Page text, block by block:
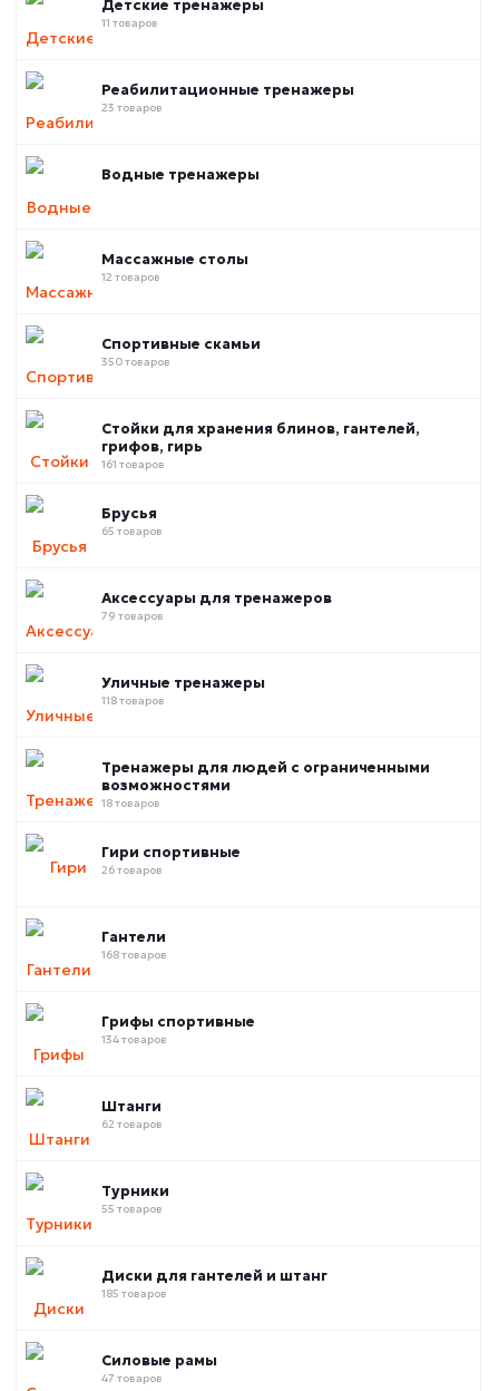
Детские тренажеры
11 товаров
Реабилитационные тренажеры
23 товаров
Водные тренажеры
Массажные столы
12 товаров
Спортивные скамьи
350 товаров
Стойки для хранения блинов, гантелей,
грифов, гирь
161 товаров
Брусья
65 товаров
Аксессуары для тренажеров
79 товаров
Уличные тренажеры
118 товаров
Тренажеры для людей с ограниченными
возможностями
18 товаров
Гири спортивные
26 товаров
Гантели
168 товаров
Грифы спортивные
134 товаров
Штанги
62 товаров
Турники
55 товаров
Диски для гантелей и штанг
185 товаров
Силовые рамы
47 товаров